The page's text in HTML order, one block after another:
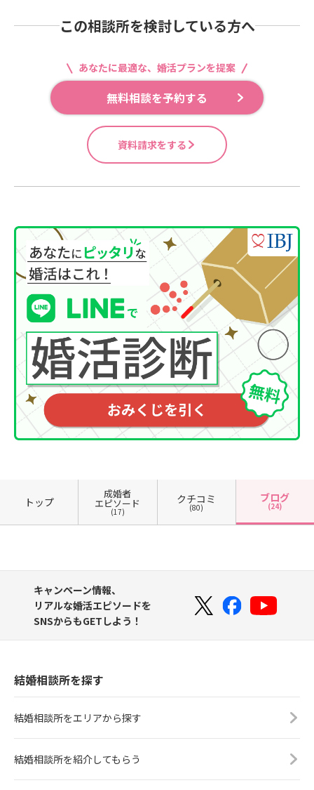
この相談所を検討している方へ
あなたに最適な、婚活プランを提案
無料相談を予約する
資料請求をする
トップ
成婚者
エピソード
(17)
クチコミ
(80)
ブログ
(24)
キャンペーン情報、
リアルな婚活エピソードを
SNSからもGETしよう！
結婚相談所を探す
結婚相談所をエリアから探す
結婚相談所を紹介してもらう